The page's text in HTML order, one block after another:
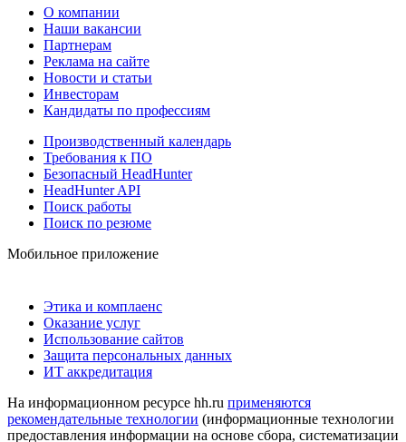
О компании
Наши вакансии
Партнерам
Реклама на сайте
Новости и статьи
Инвесторам
Кандидаты по профессиям
Производственный календарь
Требования к ПО
Безопасный HeadHunter
HeadHunter API
Поиск работы
Поиск по резюме
Мобильное приложение
Этика и комплаенс
Оказание услуг
Использование сайтов
Защита персональных данных
ИТ аккредитация
На информационном ресурсе hh.ru применяются
рекомендательные технологии (информационные технологии
предоставления информации на основе сбора, систематизации